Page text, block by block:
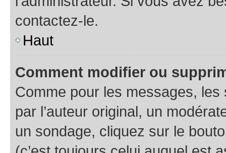
contactez-le.
Haut
Comment modifier ou
Comme pour les messages,
par l’auteur original, un
un sondage, cliquez sur le